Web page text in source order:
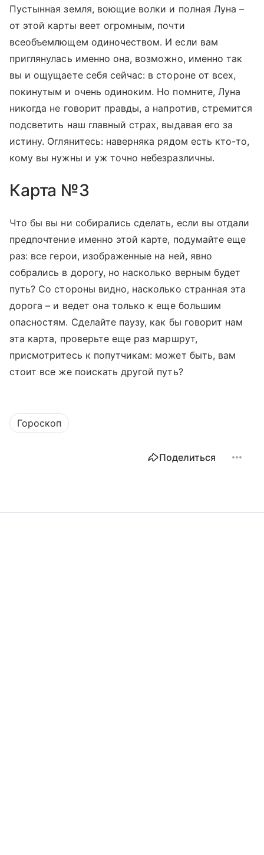
Пустынная земля, воющие волки и полная Луна –
от этой карты веет огромным, почти
всеобъемлющем одиночеством. И если вам
приглянулась именно она, возможно, именно так
вы и ощущаете себя сейчас: в стороне от всех,
покинутым и очень одиноким. Но помните, Луна
никогда не говорит правды, а напротив, стремится
подсветить наш главный страх, выдавая его за
истину. Оглянитесь: наверняка рядом есть кто-то,
кому вы нужны и уж точно небезразличны.
Карта №3
Что бы вы ни собирались сделать, если вы отдали
предпочтение именно этой карте, подумайте еще
раз: все герои, изображенные на ней, явно
собрались в дорогу, но насколько верным будет
путь? Со стороны видно, насколько странная эта
дорога – и ведет она только к еще большим
опасностям. Сделайте паузу, как бы говорит нам
эта карта, проверьте еще раз маршрут,
присмотритесь к попутчикам: может быть, вам
стоит все же поискать другой путь?
Гороскоп
Поделиться